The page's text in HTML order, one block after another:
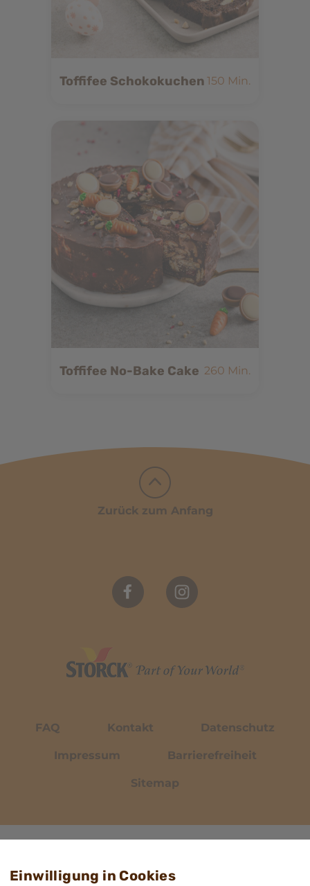
Toffifee Schokokuchen 150 Min.
Toffifee No-Bake Cake 260 Min.
Zurück zum Anfang
FAQ Kontakt Datenschutz
Impressum Barrierefreiheit
Sitemap
Einwilligung in Cookies